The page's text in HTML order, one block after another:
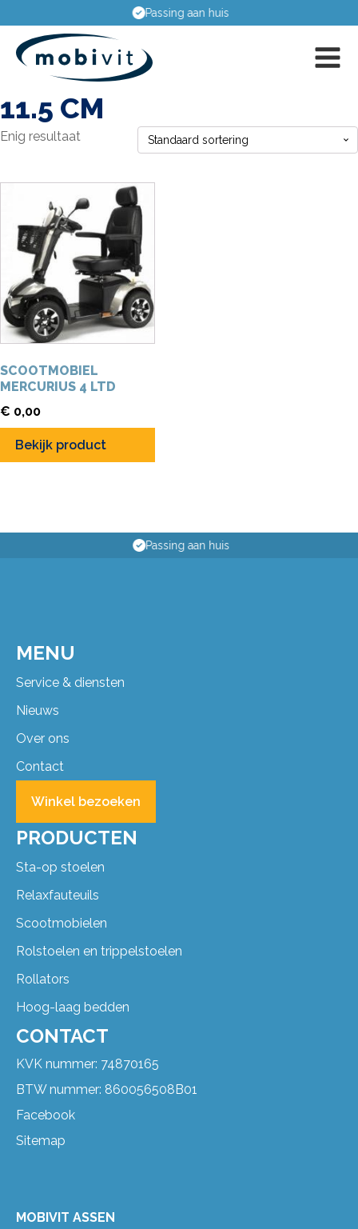
Passing aan huis
11.5 CM
Enig resultaat
SCOOTMOBIEL
MERCURIUS 4 LTD
€ 0,00
Bekijk product
Passing aan huis
MENU
Service & diensten
Nieuws
Over ons
Contact
Winkel bezoeken
PRODUCTEN
Sta-op stoelen
Relaxfauteuils
Scootmobielen
Rolstoelen en trippelstoelen
Rollators
Hoog-laag bedden
CONTACT
KVK nummer: 74870165
BTW nummer: 860056508B01
Facebook
Sitemap
MOBIVIT ASSEN